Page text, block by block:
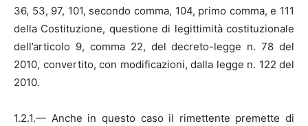
36, 53, 97, 101, secondo comma, 104, primo comma, e 111
della Costituzione, questione di legittimità costituzionale
dell’articolo 9, comma 22, del decreto-legge n. 78 del
2010, convertito, con modificazioni, dalla legge n. 122 del
2010.
1.2.1.— Anche in questo caso il rimettente premette di